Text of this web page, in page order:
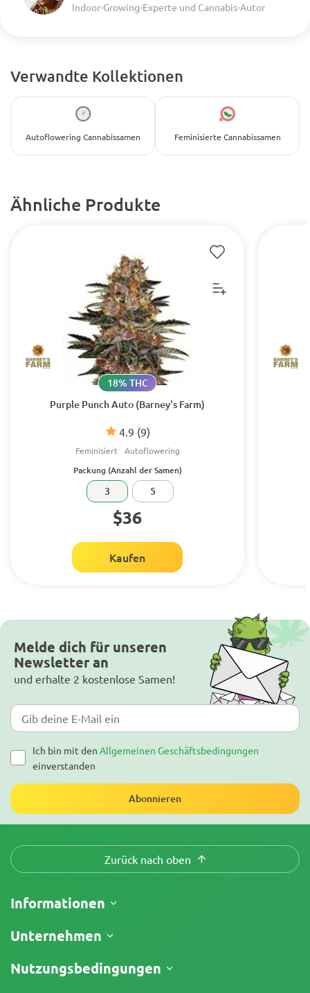
Indoor-Growing-Experte und Cannabis-Autor
Verwandte Kollektionen
Autoflowering Cannabissamen Feminisierte Cannabissamen
Ähnliche Produkte
Purple Punch Auto (Barney's Farm)
4.9 (9)
18% THC
Feminisiert Autoflowering
Packung (Anzahl der Samen)
3 5
$36
Kaufen
Melde dich für unseren
Newsletter an
und erhalte 2 kostenlose Samen!
Ich bin mit den Allgemeinen Geschäftsbedingungen
einverstanden
Abonnieren
Zurück nach oben
Informationen
Versand
Rückgaberecht
Unternehmen
Über uns
Nutzungsbedingungen